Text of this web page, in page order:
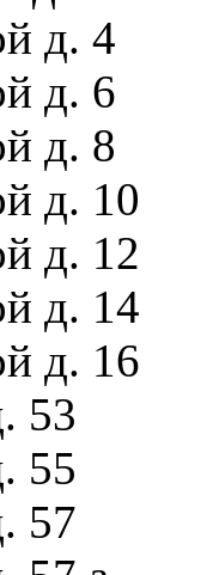
д. 4
д. 6
д. 8
д. 10
д. 12
д. 14
д. 16
53
55
57